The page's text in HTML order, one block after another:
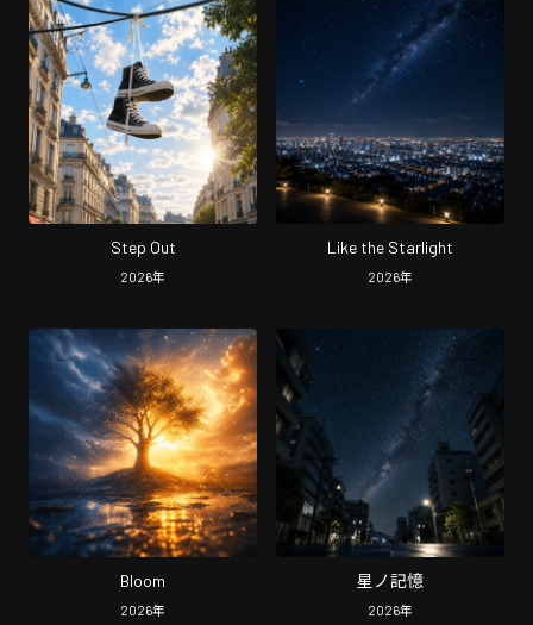
Step Out
2026年
Like the Starlight
2026年
Bloom
2026年
星ノ記憶
2026年